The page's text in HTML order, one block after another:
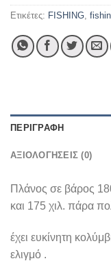
Ετικέτες: FISHING
ΠΕΡΙΓΡΑΦΉ
ΑΞΙΟΛΟΓΉΣΕΙΣ (0)
Πλάνος σε βάρος
και 175 χιλ. πάρα
έχει ευκίνητη
ελιγμό .